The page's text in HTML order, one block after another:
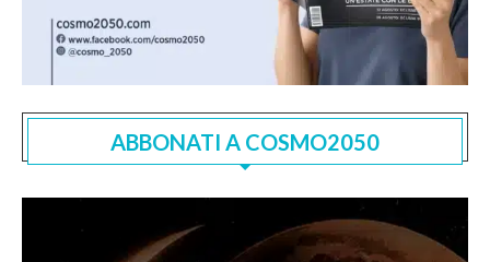
ABBONATI A COSMO2050